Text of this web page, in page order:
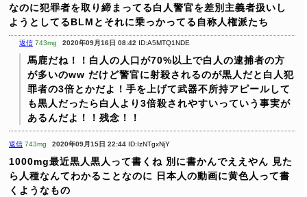
なのに犯罪者を取り締まってる白人警官を差別主義者扱いし
ようとしてるBLMとそれに乗っかってる自称人権派たち
返信 743mg 2020年09月16日 08:42 ID:A5MTQ1NDE
馬鹿だね！！白人の人口が70%以上で白人の逮捕者の方
が多いのww だけど警官に射殺されるのが黒人だと白人犯
罪者の3倍とかだよ！手を上げて武器不所持アピールして
も黒人だったら白人より3倍殺されやすいっていう事実が
あるんだよ！！残念！！
返信 743mg 2020年09月15日 22:44 ID:IzNTgxNjY
1000mg最近黒人黒人って書くね 別に書かんでええやん 見た
ら人種なんてわかることなのに 日本人の動画に黄色人って書
くようなもの